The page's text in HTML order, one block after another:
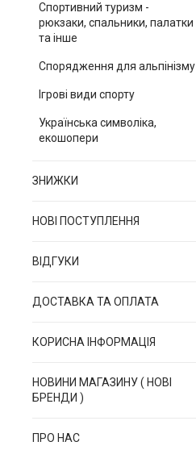
Спортивний туризм -
рюкзаки, спальники, палатки
та інше
Спорядження для альпінізму
Ігрові види спорту
Українська символіка,
екошопери
ЗНИЖКИ
НОВІ ПОСТУПЛЕННЯ
ВІДГУКИ
ДОСТАВКА ТА ОПЛАТА
КОРИСНА ІНФОРМАЦІЯ
НОВИНИ МАГАЗИНУ ( НОВІ
БРЕНДИ )
ПРО НАС